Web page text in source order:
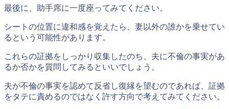
最後に、助手席に一度座ってみてください。
シートの位置に違和感を覚えたら、妻以外の誰かを乗せてい
るという可能性があります。
これらの証拠をしっかり収集したのち、夫に不倫の事実があ
るか否かを質問してみるといいでしょう。
夫が不倫の事実を認めて反省し復縁を望むのであれば、証拠
をタテに責めるのではなく許す方向で考えてみてください。